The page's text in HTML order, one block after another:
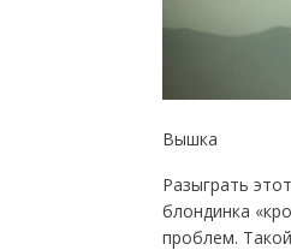
Вышка
Разыграть
блондинка
проблем.